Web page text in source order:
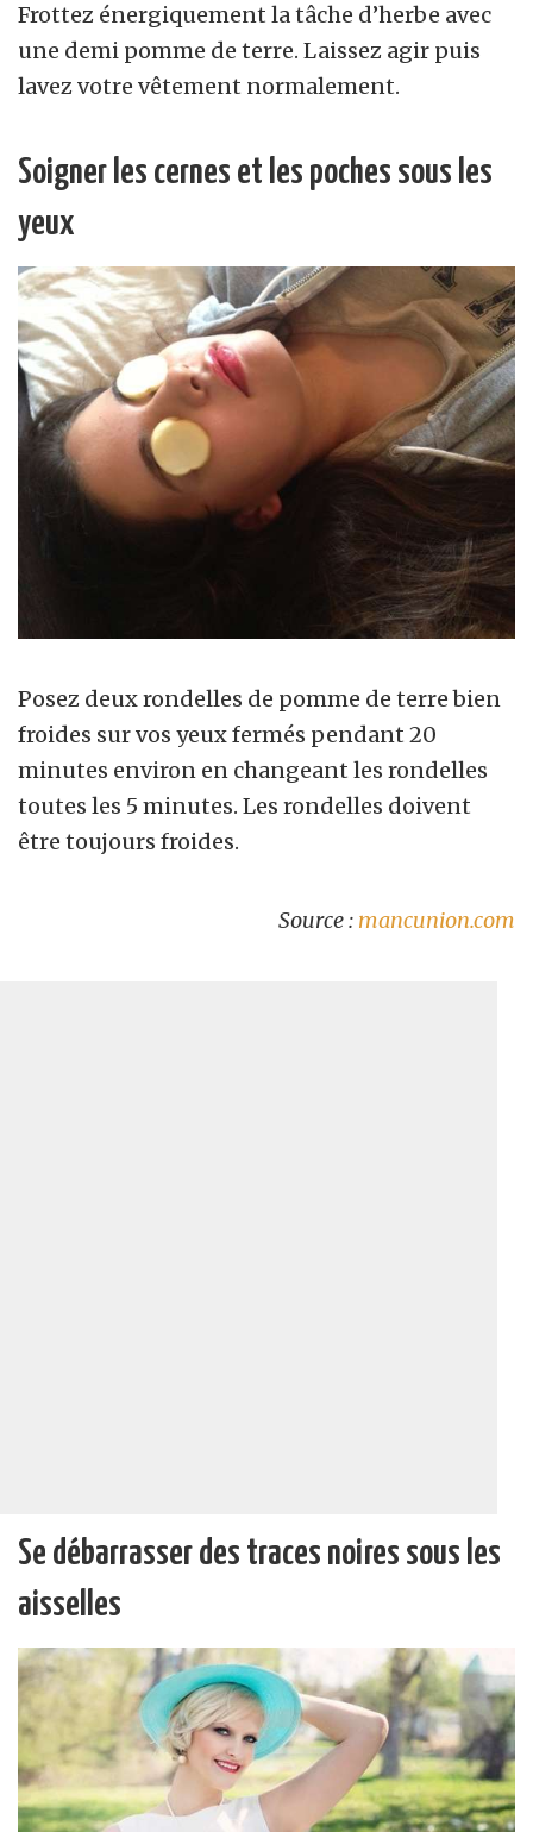
Frottez énergiquement la tâche d’herbe avec
une demi pomme de terre. Laissez agir puis
lavez votre vêtement normalement.
Soigner les cernes et les poches sous les
yeux
Posez deux rondelles de pomme de terre bien
froides sur vos yeux fermés pendant 20
minutes environ en changeant les rondelles
toutes les 5 minutes. Les rondelles doivent
être toujours froides.
Source : mancunion.com
Se débarrasser des traces noires sous les
aisselles